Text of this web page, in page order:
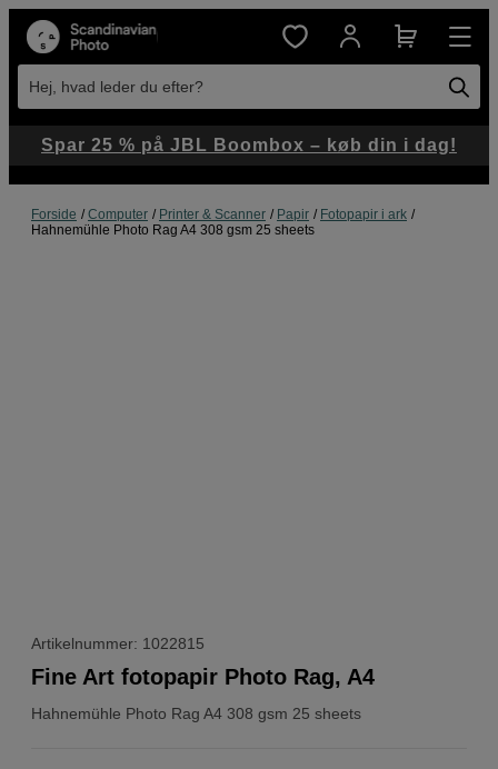
Hej, hvad leder du efter?
Forside Computer Printer & Scanner Papir
Fotopapir i ark
Hahnemühle Photo Rag A4 308 gsm 25 sheets
Artikelnummer: 1022815
Hahnemühle Photo Rag A4 308 gsm 25 sheets
Fine Art fotopapir Photo Rag, A4
Spar 25 % på JBL Boombox – køb din i dag!